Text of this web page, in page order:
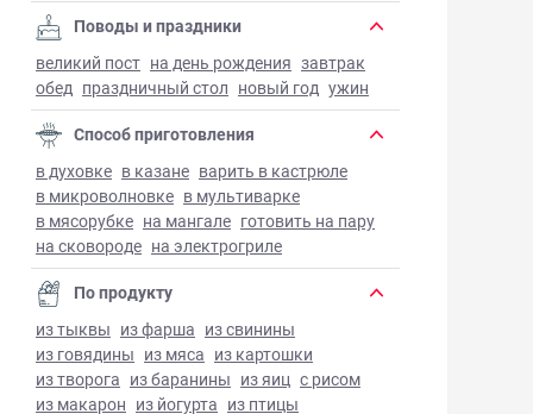
Поводы и праздники
великий пост на день рождения завтрак
обед праздничный стол новый год ужин
Способ приготовления
в духовке в казане варить в кастрюле
в микроволновке в мультиварке
в мясорубке на мангале готовить на пару
на сковороде на электрогриле
По продукту
из тыквы из фарша из свинины
из говядины из мяса из картошки
из творога из баранины из яиц с рисом
из макарон из йогурта из птицы